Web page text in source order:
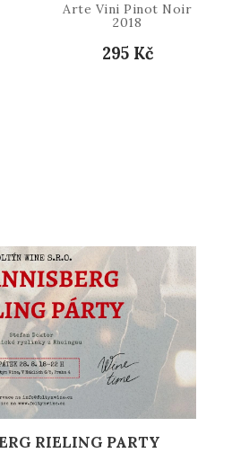
Arte Vini Pinot Noir
2018
295 Kč
RIELING PARTY